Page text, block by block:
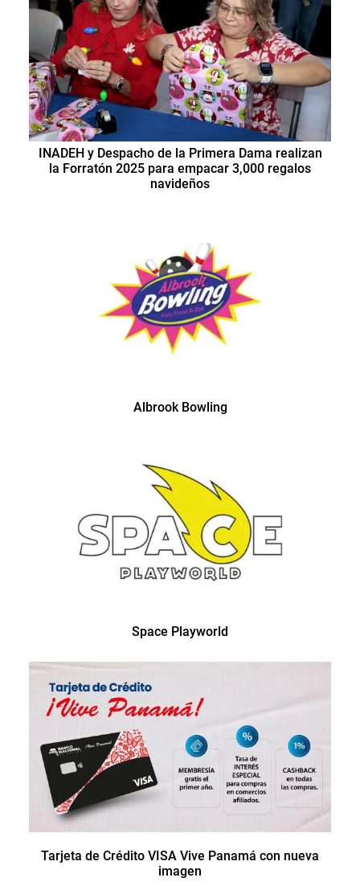
INADEH y Despacho de la Primera Dama realizan
la Forratón 2025 para empacar 3,000 regalos
navideños
Albrook Bowling
Space Playworld
Tarjeta de Crédito VISA Vive Panamá con nueva
imagen